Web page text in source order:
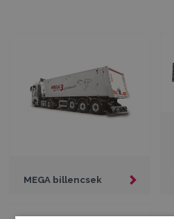
MEGA billencsek